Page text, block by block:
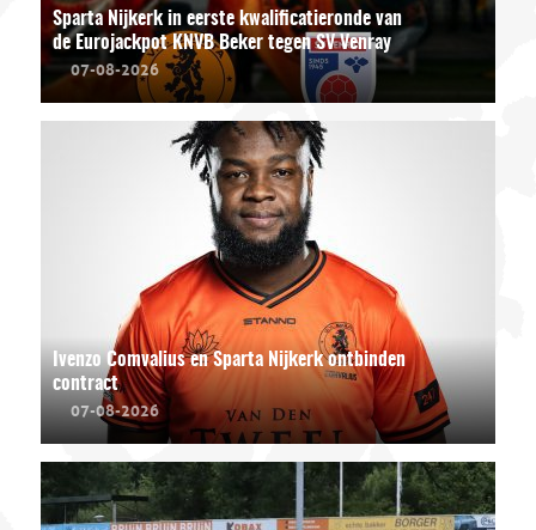
Sparta Nijkerk in eerste kwalificatieronde van
de Eurojackpot KNVB Beker tegen SV Venray
07-08-2026
Ivenzo Comvalius en Sparta Nijkerk ontbinden
contract
07-08-2026